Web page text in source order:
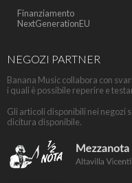
Finanziamento
NextGenerationEU
NEGOZI PARTNER
Banana Music collabora con
i quali è possibile reperire e
Gli articoli disponibili nei negozi
dicitura disponibile.